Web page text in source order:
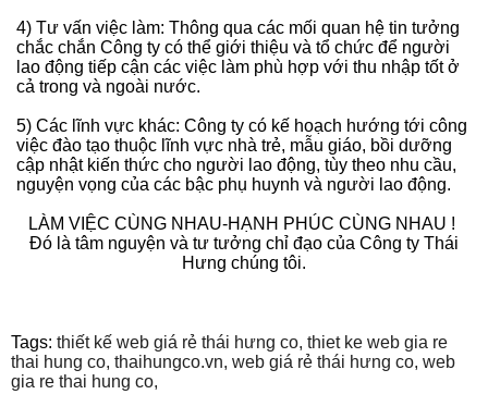
4) Tư vấn việc làm: Thông qua các mối quan hệ tin tưởng
chắc chắn Công ty có thể giới thiệu và tổ chức để người
lao động tiếp cận các việc làm phù hợp với thu nhập tốt ở
cả trong và ngoài nước.
5) Các lĩnh vực khác: Công ty có kế hoạch hướng tới công
việc đào tạo thuộc lĩnh vực nhà trẻ, mẫu giáo, bồi dưỡng
cập nhật kiến thức cho người lao động, tùy theo nhu cầu,
nguyện vọng của các bậc phụ huynh và người lao động.
LÀM VIỆC CÙNG NHAU-HẠNH PHÚC CÙNG NHAU !
Đó là tâm nguyện và tư tưởng chỉ đạo của Công ty Thái
Hưng chúng tôi.
Tags: thiết kế web giá rẻ thái hưng co, thiet ke web gia re
thai hung co, thaihungco.vn, web giá rẻ thái hưng co, web
gia re thai hung co,